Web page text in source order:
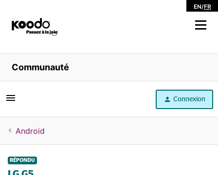
EN/FR
Magasiner
Libre service
Aide
Communauté
Connexion
Android
RÉPONDU